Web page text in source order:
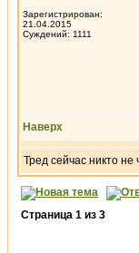
Зарегистрирован:
21.04.2015
Суждений: 1111
Наверх
Тред сейчас никто не
Страница 1 из 3